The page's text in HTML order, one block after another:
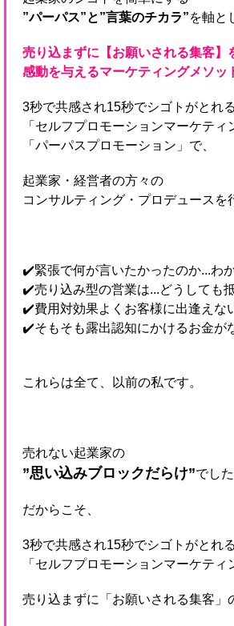
”パーパス”と”言葉のチカラ”を軸と
売り込まずに【お願いされる集客】
感動を与えるマーケティングメソッ
3秒で共感され15秒でシゴトがとれる
「セルフプロモーションマーケティ
「パーパスプロモーション」で、
起業家・経営者の方々の
コンサルティング・プロデュースを
✔️緊張で何が言いたかったのか...わ
✔️売り込み型の営業は...どうしても
✔️費用対効果よくお客様に出逢えな
✔️そもそも露出認知にかけるお金が
これらは全て、以前の私です。
売れない起業家の
”思い込みブロックだらけ”でした
だからこそ、
3秒で共感され15秒でシゴトがとれる
「セルフプロモーションマーケティ
売り込まずに「お願いされる集客」